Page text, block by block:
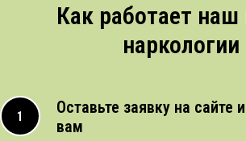
Как работает наш
наркологии
Оставьте заявку на сайте
вам